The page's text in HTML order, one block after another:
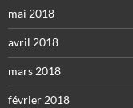
mai 2018
avril 2018
mars 2018
février 2018